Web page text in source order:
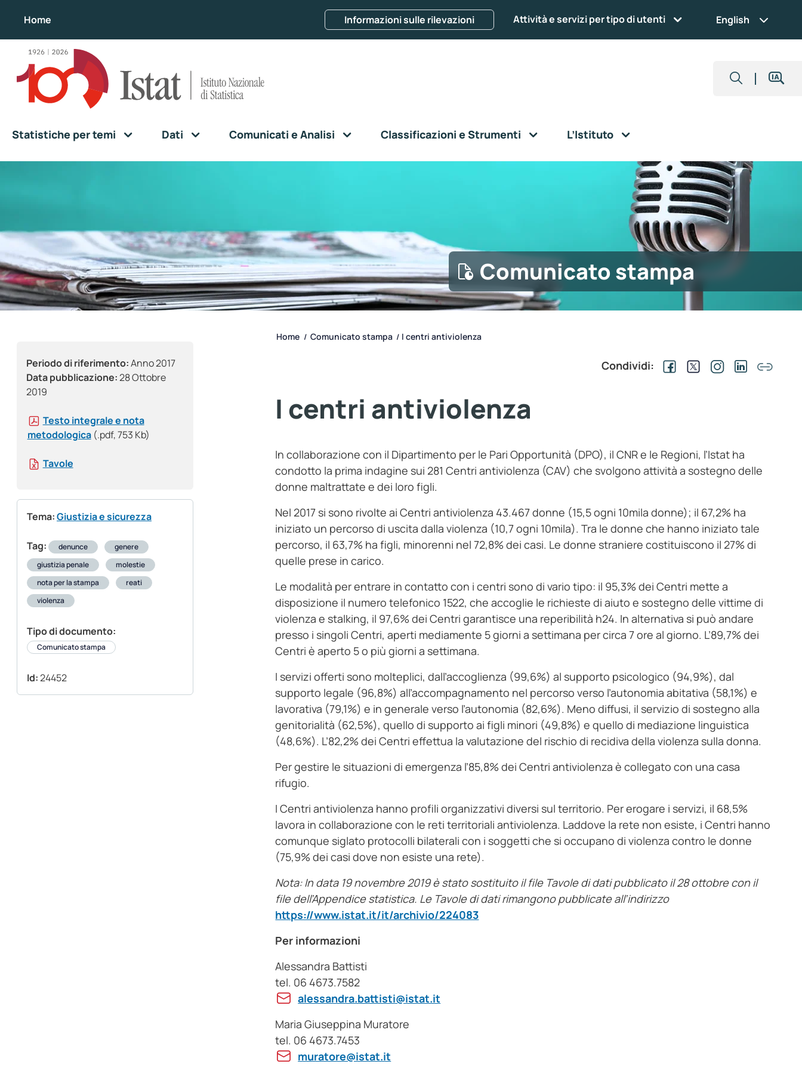
Home Informazioni sulle rilevazioni Attività e servizi per tipo di utenti English
Statistiche per temi Dati Comunicati e Analisi Classificazioni e Strumenti L’Istituto
Comunicato stampa
Periodo di riferimento:Anno 2017
Data pubblicazione:28 Ottobre
2019
Testo integrale e nota
metodologica (.pdf, 753 Kb)
Tavole
Tema:Giustizia e sicurezza
Tag: denunce
genere
giustizia penale
molestie
nota per la stampa
reati
violenza
Tipo di documento:
Comunicato stampa
Id:24452
Home / Comunicato stampa / I centri antiviolenza
Condividi:
I centri antiviolenza
In collaborazione con il Dipartimento per le Pari Opportunità (DPO), il CNR e le Regioni, l’Istat ha
condotto la prima indagine sui 281 Centri antiviolenza (CAV) che svolgono attività a sostegno delle
donne maltrattate e dei loro figli.
Nel 2017 si sono rivolte ai Centri antiviolenza 43.467 donne (15,5 ogni 10mila donne); il 67,2% ha
iniziato un percorso di uscita dalla violenza (10,7 ogni 10mila). Tra le donne che hanno iniziato tale
percorso, il 63,7% ha figli, minorenni nel 72,8% dei casi. Le donne straniere costituiscono il 27% di
quelle prese in carico.
Le modalità per entrare in contatto con i centri sono di vario tipo: il 95,3% dei Centri mette a
disposizione il numero telefonico 1522, che accoglie le richieste di aiuto e sostegno delle vittime di
violenza e stalking, il 97,6% dei Centri garantisce una reperibilità h24. In alternativa si può andare
presso i singoli Centri, aperti mediamente 5 giorni a settimana per circa 7 ore al giorno. L’89,7% dei
Centri è aperto 5 o più giorni a settimana.
I servizi offerti sono molteplici, dall’accoglienza (99,6%) al supporto psicologico (94,9%), dal
supporto legale (96,8%) all’accompagnamento nel percorso verso l’autonomia abitativa (58,1%) e
lavorativa (79,1%) e in generale verso l’autonomia (82,6%). Meno diffusi, il servizio di sostegno alla
genitorialità (62,5%), quello di supporto ai figli minori (49,8%) e quello di mediazione linguistica
(48,6%). L’82,2% dei Centri effettua la valutazione del rischio di recidiva della violenza sulla donna.
Per gestire le situazioni di emergenza l’85,8% dei Centri antiviolenza è collegato con una casa
rifugio.
I Centri antiviolenza hanno profili organizzativi diversi sul territorio. Per erogare i servizi, il 68,5%
lavora in collaborazione con le reti territoriali antiviolenza. Laddove la rete non esiste, i Centri hanno
comunque siglato protocolli bilaterali con i soggetti che si occupano di violenza contro le donne
(75,9% dei casi dove non esiste una rete).
Nota: In data 19 novembre 2019è stato sostituito il file Tavole di dati pubblicato il 28ottobrecon il
file dell’Appendice statistica. Le Tavole di dati rimangono pubblicate all’indirizzo
https://www.istat.it/it/archivio/224083
Per informazioni
Alessandra Battisti
tel. 06 4673.7582
alessandra.battisti@istat.it
Maria Giuseppina Muratore
tel. 06 4673.7453
muratore@istat.it